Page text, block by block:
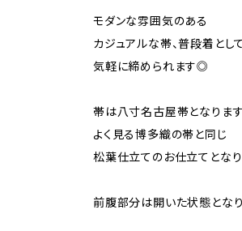
モダンな雰囲気のある
カジュアルな帯、普段着として
気軽に締められます◎
帯は八寸名古屋帯となりま
よく見る博多織の帯と同じ
松葉仕立てのお仕立てとなり
前腹部分は開いた状態とな